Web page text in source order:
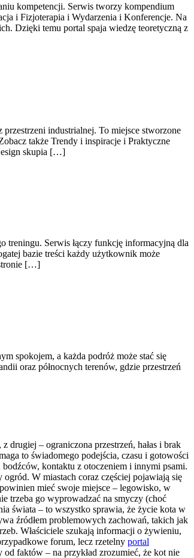
kompetencji. Serwis tworzy kompendium
i Fizjoterapia i Wydarzenia i Konferencje. Na
Dzięki temu portal spaja wiedzę teoretyczną z
industrialnej. To miejsce stworzone
także Trendy i inspiracje i Praktyczne
skupia […]
treningu. Serwis łączy funkcję informacyjną dla
bazie treści każdy użytkownik może
[…]
spokojem, a każda podróż może stać się
oraz północnych terenów, gdzie przestrzeń
– ograniczona przestrzeń, hałas i brak
to świadomego podejścia, czasu i gotowości
kontaktu z otoczeniem i innymi psami.
W miastach coraz częściej pojawiają się
mieć swoje miejsce – legowisko, w
trzeba go wyprowadzać na smyczy (choć
świata – to wszystko sprawia, że życie kota w
źródłem problemowych zachowań, takich jak
Właściciele szukają informacji o żywieniu,
forum, lecz rzetelny portal
faktów – na przykład zrozumieć, że kot nie